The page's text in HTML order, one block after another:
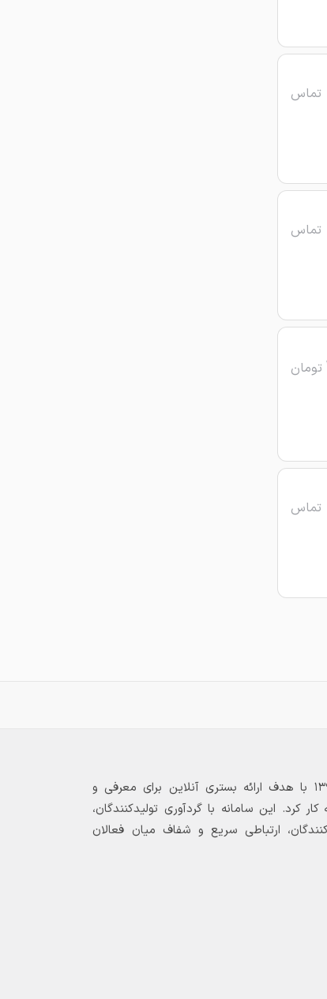
تماس
تماس
تومان
تماس
بازارگاه الکترونیکی فولاد ۲۴ از بهار ۱۳۹۷ با هدف ارائه بستری آنلاین برای معرفی و
کرد. این سامانه با گردآوری تولیدکنندگان،
ارتباطی سریع و شفاف میان فعالان